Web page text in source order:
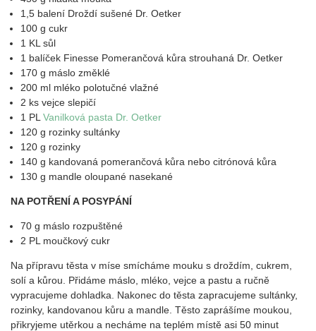
1,5 balení Droždí sušené Dr. Oetker
100 g cukr
1 KL sůl
1 balíček Finesse Pomerančová kůra strouhaná Dr. Oetker
170 g máslo změklé
200 ml mléko polotučné vlažné
2 ks vejce slepičí
1 PL Vanilková pasta Dr. Oetker
120 g rozinky sultánky
120 g rozinky
140 g kandovaná pomerančová kůra nebo citrónová kůra
130 g mandle oloupané nasekané
NA POTŘENÍ A POSYPÁNÍ
70 g máslo rozpuštěné
2 PL moučkový cukr
Na přípravu těsta v míse smícháme mouku s droždím, cukrem,
solí a kůrou. Přidáme máslo, mléko, vejce a pastu a ručně
vypracujeme dohladka. Nakonec do těsta zapracujeme sultánky,
rozinky, kandovanou kůru a mandle. Těsto zaprášíme moukou,
přikryjeme utěrkou a necháme na teplém místě asi 50 minut